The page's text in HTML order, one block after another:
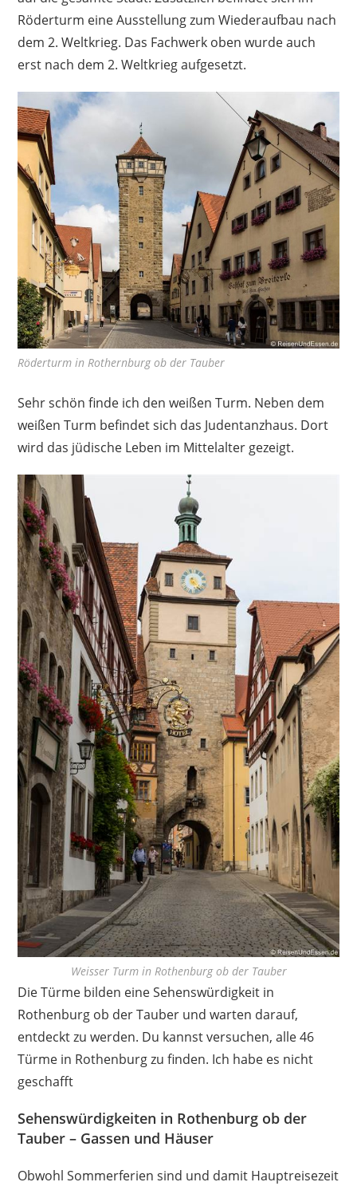
Röderturm eine Ausstellung zum Wiederaufbau nach
dem 2. Weltkrieg. Das Fachwerk oben wurde auch
erst nach dem 2. Weltkrieg aufgesetzt.
Röderturm in Rothernburg ob der Tauber
Sehr schön finde ich den weißen Turm. Neben dem
weißen Turm befindet sich das Judentanzhaus. Dort
wird das jüdische Leben im Mittelalter gezeigt.
Weisser Turm in Rothenburg ob der Tauber
Die Türme bilden eine Sehenswürdigkeit in
Rothenburg ob der Tauber und warten darauf,
entdeckt zu werden. Du kannst versuchen, alle 46
Türme in Rothenburg zu finden. Ich habe es nicht
geschafft
Sehenswürdigkeiten in Rothenburg ob der
Tauber – Gassen und Häuser
Obwohl Sommerferien sind und damit Hauptreisezeit